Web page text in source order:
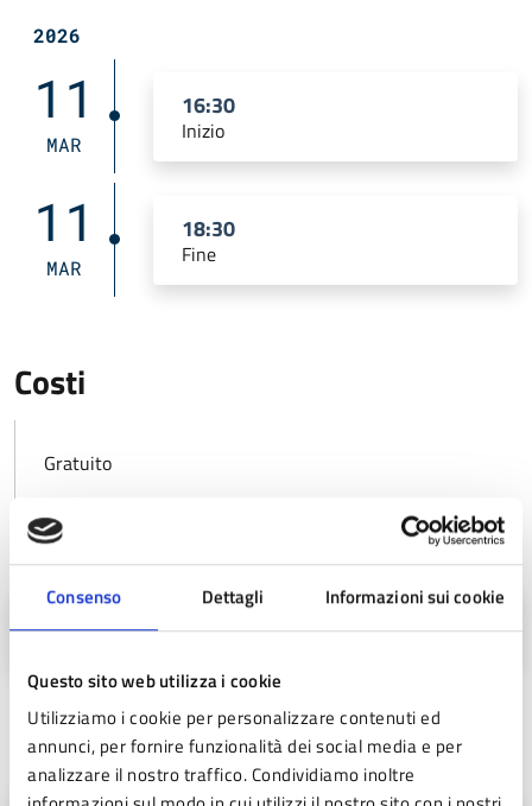
Consenso Dettagli Informazioni sui cookie
Questo sito web utilizza i cookie
Utilizziamo i cookie per personalizzare contenuti ed
annunci, per fornire funzionalità dei social media e per
analizzare il nostro traffico. Condividiamo inoltre
2026
11
MAR
16:30
Inizio
11
MAR
18:30
Fine
Costi
Gratuito
Allegati
Locandina Spazio Baby (JPG - 145 KB)
Contatti